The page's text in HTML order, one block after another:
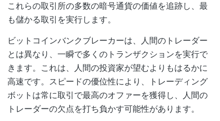
これらの取引所の多数の暗号通貨の価値を追跡し、最
も儲かる取引を実行します。
ビットコインバンクブレーカーは、人間のトレーダー
とは異なり、一瞬で多くのトランザクションを実行で
きます。これは、人間の投資家が望むよりもはるかに
高速です。スピードの優位性により、トレーディング
ボットは常に取引で最高のオファーを獲得し、人間の
トレーダーの欠点を打ち負かす可能性があります。